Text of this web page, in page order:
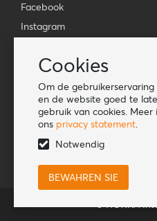
Cookies
Om de
en de website goed te
gebruik van cookies.
ons privacy statement.
Notwendig
Facebook
Instagram
TikTok
Informationen
Lookbook
Become a retailer
© HORKA